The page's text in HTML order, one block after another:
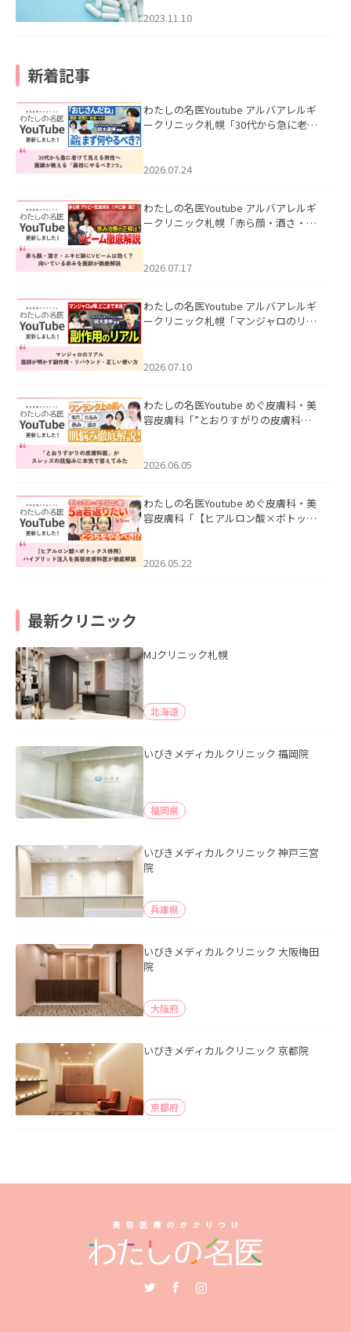
2023.11.10
新着記事
わたしの名医Youtube アルバアレルギ
ークリニック札幌「30代から急に老け
た。
2026.07.24
わたしの名医Youtube アルバアレルギ
ークリニック札幌「赤ら顔・酒さ・ニ
した。
2026.07.17
わたしの名医Youtube アルバアレルギ
ークリニック札幌「マンジャロのリア
た。
2026.07.10
わたしの名医Youtube めぐ皮膚科・美
容皮膚科「”とおりすがりの皮膚科
2026.06.05
わたしの名医Youtube めぐ皮膚科・美
容皮膚科「【ヒアルロン酸×ボトック
た。
2026.05.22
最新クリニック
MJクリニック札幌
北海道
いびきメディカルクリニック 福岡院
福岡県
いびきメディカルクリニック 神戸三宮
院
兵庫県
いびきメディカルクリニック 大阪梅田
院
大阪府
いびきメディカルクリニック 京都院
京都府